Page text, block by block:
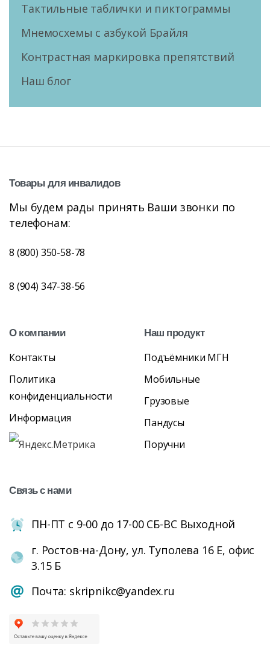
Тактильные таблички и пиктограммы
Мнемосхемы с азбукой Брайля
Контрастная маркировка препятствий
Наш блог
Товарыдля инвалидов
Мы будем рады принять Ваши звонки по
телефонам:
8 (800) 350-58-78
8 (904) 347-38-56
Окомпании
Контакты
Политика
конфиденциальности
Информация
Наш продукт
Подъёмники МГН
Мобильные
Грузовые
Пандусы
Поручни
Связьснами
ПН-ПТ с 9-00 до 17-00 СБ-ВС Выходной
г. Ростов-на-Дону, ул. Туполева 16 Е, офис
3.15 Б
Почта: skripnikc@yandex.ru